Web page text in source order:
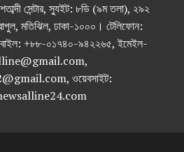
শতাব্দী সেন্টার, স্যুইট: ৮ডি (৯ম তলা), ২৯২
মতিঝিল, ঢাকা-১০০০। টেলিফোন:
+৮৮-০১৭৪০-৯৪২২৬৫, ইমেইল-
ওয়েবসাইট: